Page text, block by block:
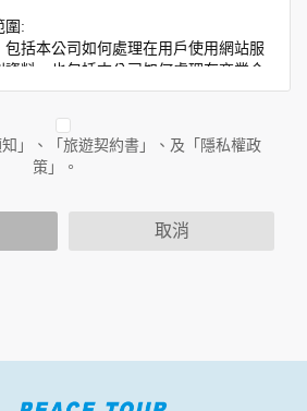
圍:
包括本公司如何處理在用戶使用網站服
料，也包括本公司如何處理在商業合
任何身份識別資料。隱私權保護政策
旗下網站上的廣告廠商連結，這些置
集您個人的資料。對於您主動提供的個
或連結網站有其個別的隱私權保護政
天室或討論區中任意公開個人資料的行
下：
郵件地址、聯絡方式及使用時間等。
」、「旅遊契約書」、及「隱私權政
策」。
取消